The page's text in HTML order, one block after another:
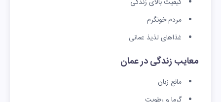
ن
عربستا
۳۶
میل
ن
۸۰
۴.
۵
کیفیت بالای زندگی
مردم خونگرم
غذاهای لذیذ عمانی
معایب زندگی در عمان
مانع زبان